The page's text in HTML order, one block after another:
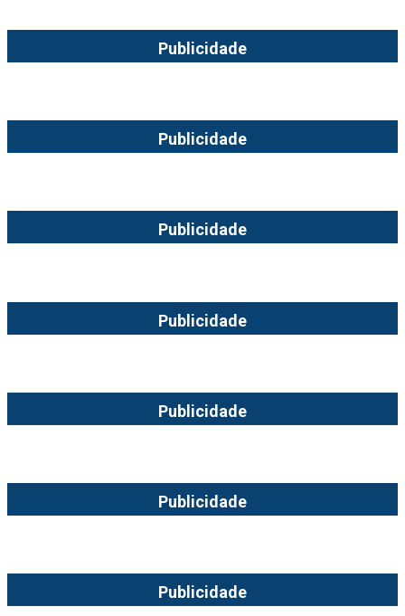
Publicidade
Publicidade
Publicidade
Publicidade
Publicidade
Publicidade
Publicidade